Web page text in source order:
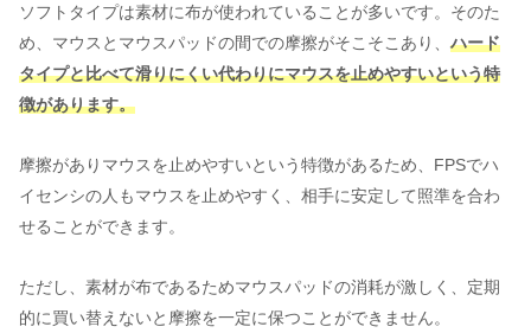
ソフトタイプは素材に布が使われていることが多いです。そのた
め、マウスとマウスパッドの間での摩擦がそこそこあり、 ハード
タイプと比べて滑りにくい代わりにマウスを止めやすいという特
徴があります。
摩擦がありマウスを止めやすいという特徴があるため、FPSでハ
イセンシの人もマウスを止めやすく、相手に安定して照準を合わ
せることができます。
ただし、素材が布であるためマウスパッドの消耗が激しく、定期
的に買い替えないと摩擦を一定に保つことができません。